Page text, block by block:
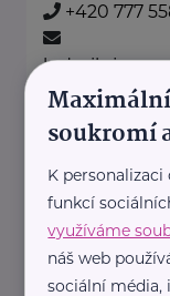
+420 777
Ministerstvo
Na Poříčním právu
https://
+420 950
soukromí
K
funkcí
využíváme
náš web
sociální média,